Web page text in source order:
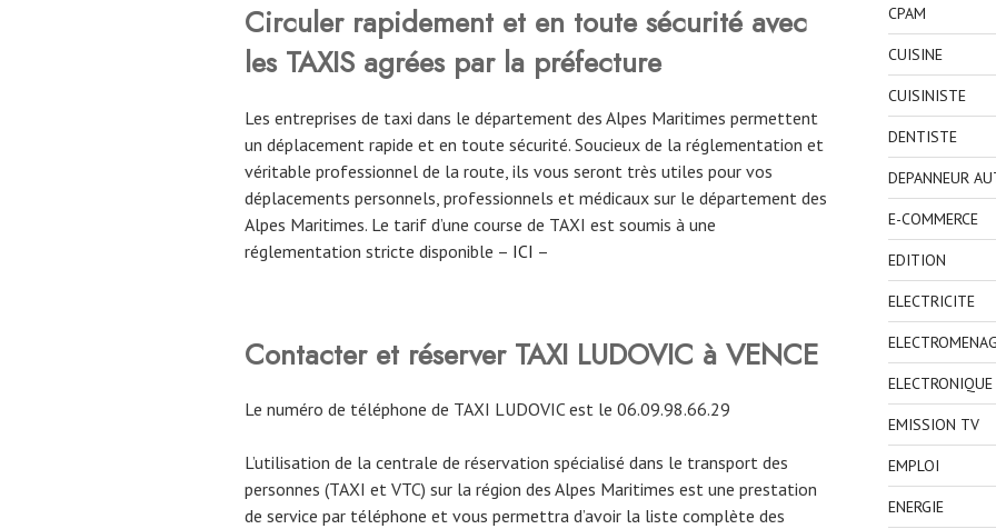
Circuler rapidement et en toute sécurité avec
les TAXIS agrées par la préfecture
Les entreprises de taxi dans le département des Alpes Maritimes permettent
un déplacement rapide et en toute sécurité. Soucieux de la réglementation et
véritable professionnel de la route, ils vous seront très utiles pour vos
déplacements personnels, professionnels et médicaux sur le département des
Alpes Maritimes. Le tarif d’une course de TAXI est soumis à une
réglementation stricte disponible – ICI –
Contacter et réserver TAXI LUDOVIC à VENCE
Le numéro de téléphone de TAXI LUDOVIC est le 06.09.98.66.29
L’utilisation de la centrale de réservation spécialisé dans le transport des
personnes (TAXI et VTC) sur la région des Alpes Maritimes est une prestation
de service par téléphone et vous permettra d’avoir la liste complète des
CPAM
CUISINE
CUISINISTE
DENTISTE
DEPANNEUR
E-COMMERCE
EDITION
ELECTRICITE
EMISSION TV
EMPLOI
ENERGIE